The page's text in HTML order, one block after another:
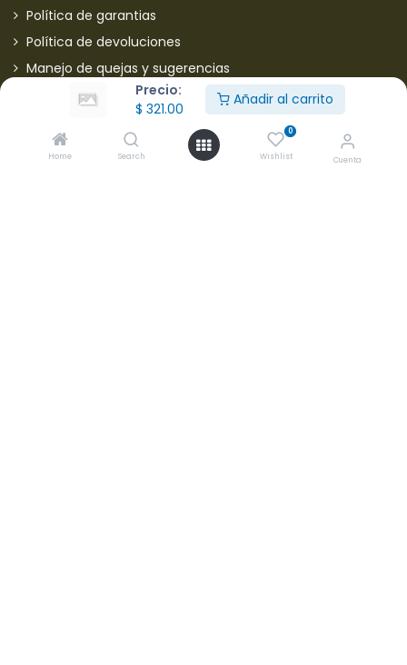
Precio:
$ 321.00
Añadir al carrito
Home Search
0
Wishlist Cuenta
Política de garantias
Política de devoluciones
Manejo de quejas y sugerencias
Aviso de privacidad usuarios
Mantente informado de nuestras ofertas